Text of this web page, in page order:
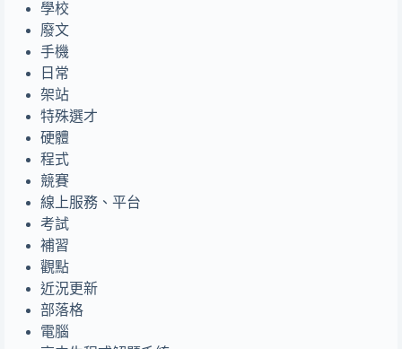
學校
廢文
手機
日常
架站
特殊選才
硬體
程式
競賽
線上服務、平台
考試
補習
觀點
近況更新
部落格
電腦